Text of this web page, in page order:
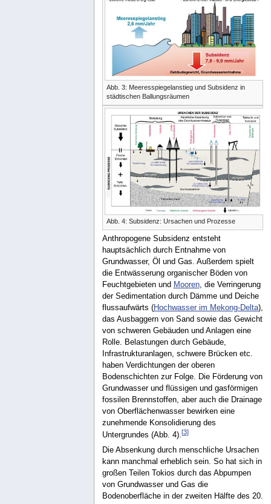
Abb. 3: Meeresspiegelanstieg und Subsidenz in
städtischen Ballungsräumen
Abb. 4: Subsidenz: Ursachen und Prozesse
Anthropogene Subsidenz entsteht
hauptsächlich durch Entnahme von
Grundwasser, Öl und Gas. Außerdem spielt
die Entwässerung organischer Böden von
Feuchtgebieten und Mooren, die Verringerung
der Sedimentation durch Dämme und Deiche
flussaufwärts (Hochwasser im Mekong-Delta),
das Ausbaggern von Sand sowie das Gewicht
von schweren Gebäuden und Anlagen eine
Rolle. Belastungen durch Gebäude,
Infrastrukturanlagen, schwere Brücken etc.
haben Verdichtungen der oberen
Bodenschichten zur Folge. Die Förderung von
Grundwasser und flüssigen und gasförmigen
fossilen Brennstoffen, aber auch die Drainage
von Oberflächenwasser bewirken eine
zunehmende Konsolidierung des
Untergrundes (Abb. 4).[3]
Die Absenkung durch menschliche Ursachen
kann manchmal erheblich sein. So hat sich in
großen Teilen Tokios durch das Abpumpen
von Grundwasser und Gas die
Bodenoberfläche in der zweiten Hälfte des 20.